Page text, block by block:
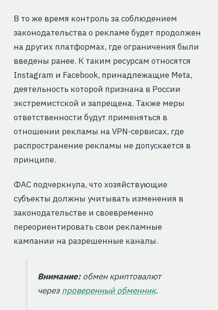
В то же время контроль за соблюдением
законодательства о рекламе будет продолжен
на других платформах, где ограничения были
введены ранее. К таким ресурсам относятся
Instagram и Facebook, принадлежащие Meta,
деятельность которой признана в России
экстремистской и запрещена. Также меры
ответственности будут применяться в
отношении рекламы на VPN-сервисах, где
распространение рекламы не допускается в
принципе.
ФАС подчеркнула, что хозяйствующие
субъекты должны учитывать изменения в
законодательстве и своевременно
переориентировать свои рекламные
кампании на разрешенные каналы.
Внимание:обмен криптовалют
через проверенный обменник.